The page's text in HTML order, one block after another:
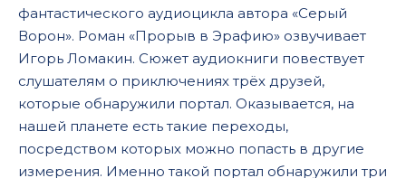
фантастического аудиоцикла автора «Серый
Ворон». Роман «Прорыв в Эрафию» озвучивает
Игорь Ломакин. Сюжет аудиокниги повествует
слушателям о приключениях трёх друзей,
которые обнаружили портал. Оказывается, на
нашей планете есть такие переходы,
посредством которых можно попасть в другие
измерения. Именно такой портал обнаружили три